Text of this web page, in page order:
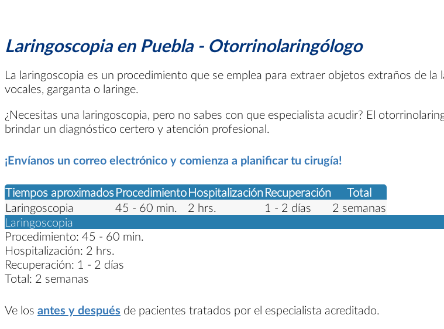
Laringoscopia en Puebla - Otorrinolaringólogo
La laringoscopia es un procedimiento que se emplea para extraer objetos extraños de
vocales, garganta o laringe.
¿Necesitas una laringoscopia, pero no sabes con que especialista acudir? El
brindar un diagnóstico certero y atención profesional.
¡Envíanos un correo electrónico y comienza a planificar tu cirugía!
Tiempos aproximadosProcedimientoHospitalizaciónRecuperación
Total
Laringoscopia
45 - 60 min. 2 hrs. 1 - 2 días
2 semanas
Laringoscopia
Procedimiento: 45 - 60 min.
Hospitalización: 2 hrs.
Recuperación: 1 - 2 días
Total: 2 semanas
Ve los antes y después de pacientes tratados por el especialista acreditado.